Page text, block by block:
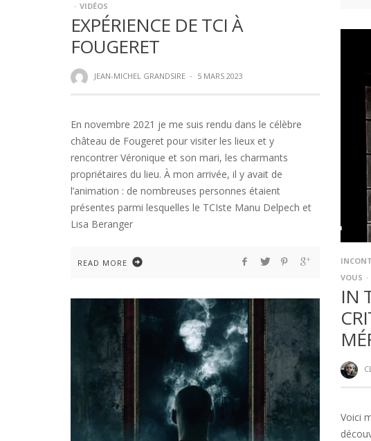
VIDÉOS
EXPÉRIENCE DE TCI À
FOUGERET
JEAN-MICHEL GRANDSIRE · 5 MARS 2023
En novembre 2021 je me suis rendu dans le célèbre
château de Fougeret pour visiter les lieux et y
rencontrer Véronique et son mari, les charmants
propriétaires du lieu. À mon arrivée, il y avait de
l’animation : de nombreuses personnes étaient
présentes parmi lesquelles le TCIste Manu Delpech et
Lisa Beranger
READ MORE
VOUS
IN
Voici